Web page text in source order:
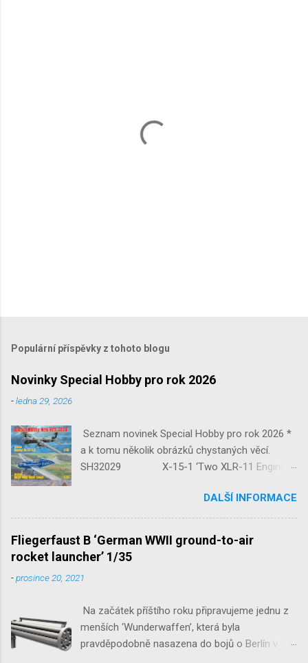
Populární příspěvky z tohoto blogu
Novinky Special Hobby pro rok 2026
-ledna 29, 2026
Seznam novinek Special Hobby pro rok 2026 *
a k tomu několik obrázků chystaných věcí.
SH32029 X-15-1 ‘Two XLR-11 Engines’
‘Guardians of Sion’ 1/32 SH32092
JB-2 Loon ‘US Version of V-1 Missile’
1/32 1/32 SH48052 Seafire
Mk.III 1/48 reissue SH48160
Baltimore Mk.I 1/48 ...
DALŠÍ INFORMACE
Fliegerfaust B ‘German WWII ground-to-air
rocket launcher’ 1/35
-prosince 20, 2021
Na začátek příštího roku připravujeme jednu z
menších ‘Wunderwaffen’, která byla
pravděpodobně nasazena do bojů o Berlín v